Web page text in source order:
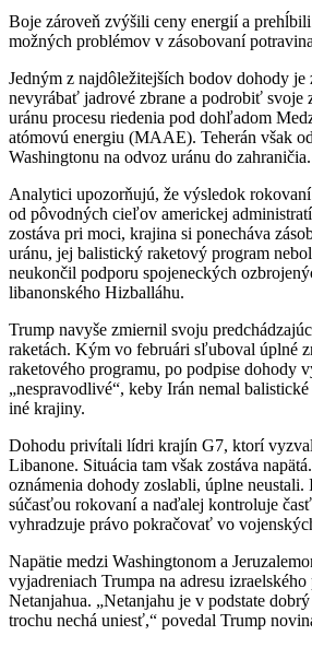
Boje zároveň zvýšili ceny energií a
možných problémov v zásobovaní
Jedným z najdôležitejších bodov dohody je
nevyrábať jadrové zbrane a podrobiť svoje
uránu procesu riedenia pod dohľadom
atómovú energiu (MAAE). Teherán však
Washingtonu na odvoz uránu do zahraničia.
Analytici upozorňujú, že výsledok
od pôvodných cieľov americkej
zostáva pri moci, krajina si ponecháva
uránu, jej balistický raketový program
neukončil podporu spojeneckých
libanonského Hizballáhu.
Trump navyše zmiernil svoju
raketách. Kým vo februári sľuboval úplné
raketového programu, po podpise dohody
„nespravodlivé“, keby Irán nemal
iné krajiny.
Dohodu privítali lídri krajín G7, ktorí
Libanone. Situácia tam však zostáva
oznámenia dohody zoslabli, úplne neustali.
súčasťou rokovaní a naďalej kontroluje
vyhradzuje právo pokračovať vo
Napätie medzi Washingtonom a
vyjadreniach Trumpa na adresu
Netanjahua. „Netanjahu je v podstate
trochu nechá uniesť,“ povedal Trump